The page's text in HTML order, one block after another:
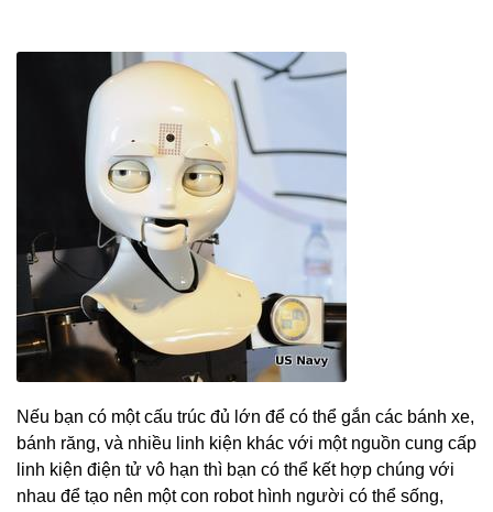
Nếu bạn có một cấu trúc đủ lớn để có thể gắn các bánh xe,
bánh răng, và nhiều linh kiện khác với một nguồn cung cấp
linh kiện điện tử vô hạn thì bạn có thể kết hợp chúng với
nhau để tạo nên một con robot hình người có thể sống,